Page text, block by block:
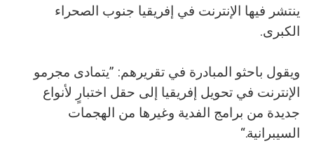
ينتشر فيها الإنترنت في إفريقيا جنوب الصحراء
الكبرى.
ويقول باحثو المبادرة في تقريرهم: ”يتمادى مجرمو
الإنترنت في تحويل إفريقيا إلى حقل اختبارٍ لأنواع
جديدة من برامج الفدية وغيرها من الهجمات
السيبرانية.“